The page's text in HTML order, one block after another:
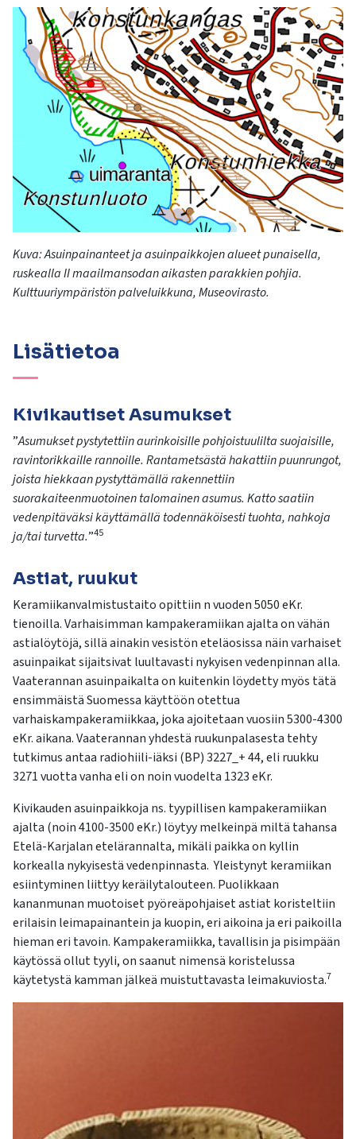
Kuva: Asuinpainanteet ja asuinpaikkojen alueet punaisella,
ruskealla II maailmansodanaikastenparakkien pohjia.
Kulttuuriympäristön palveluikkuna, Museovirasto.
Lisätietoa
Kivikautiset Asumukset
”Asumukset pystytettiin aurinkoisille pohjoistuulilta suojaisille,
ravintorikkaille rannoille. Rantametsästä hakattiin puunrungot,
joista hiekkaan pystyttämällä rakennettiin
suorakaiteenmuotoinen talomainen asumus. Katto saatiin
vedenpitäväksi käyttämällä todennäköisesti tuohta, nahkoja
ja/tai turvetta.”45
Astiat, ruukut
Keramiikanvalmistustaito opittiin n vuoden 5050 eKr.
tienoilla. Varhaisimman kampakeramiikan ajalta on vähän
astialöytöjä, sillä ainakin vesistön eteläosissa näin varhaiset
asuinpaikat sijaitsivat luultavasti nykyisen vedenpinnan alla.
Vaaterannan asuinpaikalta on kuitenkin löydetty myös tätä
ensimmäistä Suomessa käyttöön otettua
varhaiskampakeramiikkaa, joka ajoitetaan vuosiin 5300-4300
eKr. aikana. Vaaterannan yhdestä ruukunpalasesta tehty
tutkimus antaa radiohiili-iäksi (BP) 3227_+ 44, eli ruukku
3271 vuotta vanha eli on noin vuodelta 1323 eKr.
Kivikauden asuinpaikkoja ns. tyypillisen kampakeramiikan
ajalta (noin 4100-3500 eKr.) löytyy melkeinpä miltä tahansa
Etelä-Karjalan etelärannalta, mikäli paikka on kyllin
korkealla nykyisestä vedenpinnasta. Yleistynyt keramiikan
esiintyminen liittyy keräilytalouteen. Puolikkaan
kananmunan muotoiset pyöreäpohjaiset astiat koristeltiin
erilaisin leimapainantein ja kuopin, eri aikoina ja eri paikoilla
hieman eri tavoin. Kampakeramiikka, tavallisin ja pisimpään
käytössä ollut tyyli, on saanut nimensä koristelussa
käytetystä kamman jälkeä muistuttavasta leimakuviosta.7